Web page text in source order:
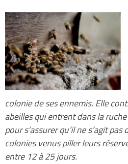
colonie de ses ennemis. Elle
abeilles qui entrent dans la
pour s’assurer qu’il ne s’agit pas
colonies venus piller leurs
entre 12 à 25 jours.